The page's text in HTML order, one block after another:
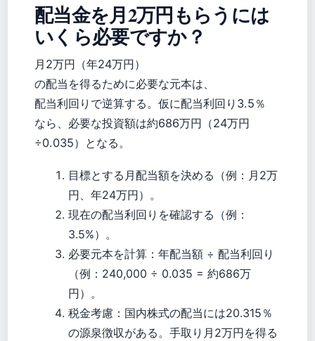
配当金を月2万円もらうには
いくら必要ですか？
月2万円（年24万円）
の配当を得るために必要な元本は、
配当利回りで逆算する。仮に配当利回り3.5％
なら、必要な投資額は約686万円（24万円
÷0.035）となる。
目標とする月配当額を決める（例：月2万
円、年24万円）。
現在の配当利回りを確認する（例：
3.5%）。
必要元本を計算：年配当額 ÷ 配当利回り
（例：240,000 ÷ 0.035 = 約686万
円）。
税金考慮：国内株式の配当には20.315％
の源泉徴収がある。手取り月2万円を得る